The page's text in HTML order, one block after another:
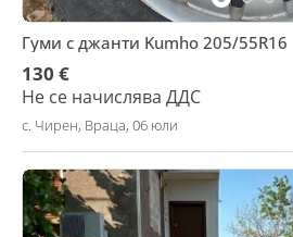
Гуми с джанти Kumho 205/55R16
130 €
Не се начислява ДДС
с. Чирен, Враца, 06 юли